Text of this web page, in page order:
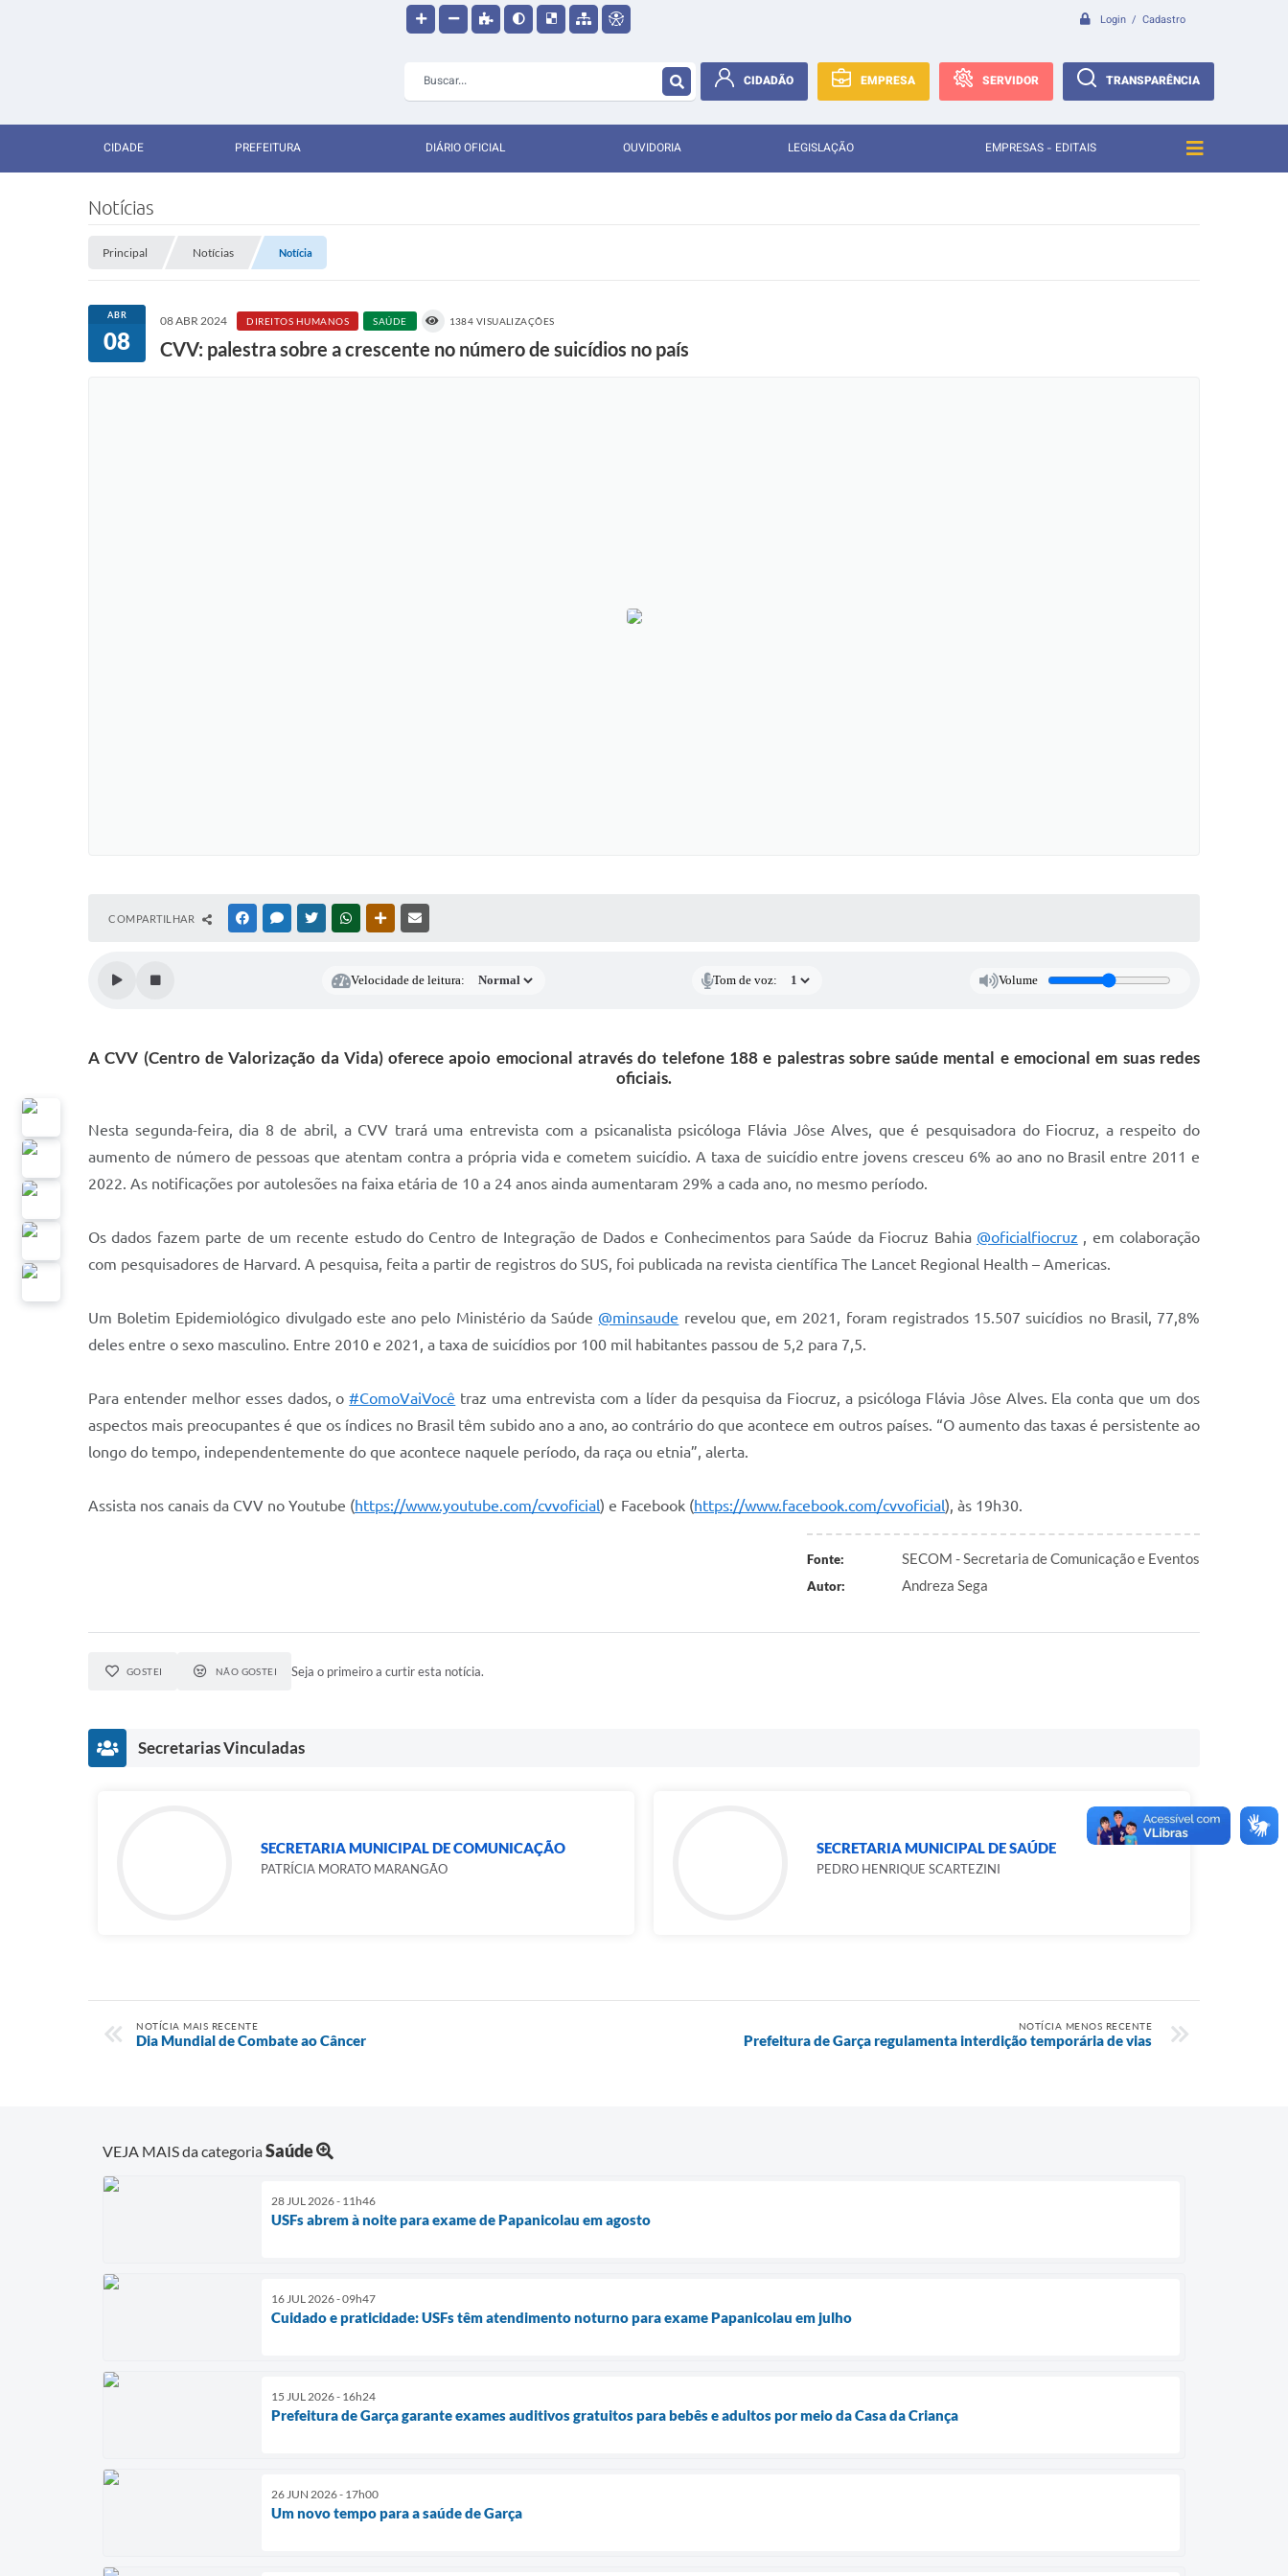
Login / Cadastro
CIDADÃO EMPRESA SERVIDOR TRANSPARÊNCIA
CIDADE PREFEITURA DIÁRIO OFICIAL OUVIDORIA LEGISLAÇÃO EMPRESAS - EDITAIS
Notícias
Principal Notícias Notícia
ABR
08
08 ABR 2024 DIREITOS HUMANOS SAÚDE 1384 VISUALIZAÇÕES
CVV: palestra sobre a crescente no número de suicídios no país
COMPARTILHAR FACEBOOKMESSENGER
TWITTERWHATSAPPOUTRAS MÍDIAS
Velocidade de leitura: Tom de voz: Volume
A CVV (Centro de Valorização da Vida) oferece apoio emocional através do telefone 188 e palestras sobre saúde mental e emocional em suas redes
oficiais.
Nesta segunda-feira, dia 8 de abril, a CVV trará uma entrevista com a psicanalista psicóloga Flávia Jôse Alves, que é pesquisadora do Fiocruz, a respeito do
aumento de número de pessoas que atentam contra a própria vida e cometem suicídio. A taxa de suicídio entre jovens cresceu 6% ao ano no Brasil entre 2011 e
2022. As notificações por autolesões na faixa etária de 10 a 24 anos ainda aumentaram 29% a cada ano, no mesmo período.
Os dados fazem parte de um recente estudo do Centro de Integração de Dados e Conhecimentos para Saúde da Fiocruz Bahia @oficialfiocruz , em colaboração
com pesquisadores de Harvard. A pesquisa, feita a partir de registros do SUS, foi publicada na revista científica The Lancet Regional Health – Americas.
Um Boletim Epidemiológico divulgado este ano pelo Ministério da Saúde @minsaude revelou que, em 2021, foram registrados 15.507 suicídios no Brasil, 77,8%
deles entre o sexo masculino. Entre 2010 e 2021, a taxa de suicídios por 100 mil habitantes passou de 5,2 para 7,5.
Para entender melhor esses dados, o#ComoVaiVocê traz uma entrevista com a líder da pesquisa da Fiocruz, a psicóloga Flávia Jôse Alves. Ela conta que um dos
aspectos mais preocupantes é que os índices no Brasil têm subido ano a ano, ao contrário do que acontece em outros países. “O aumento das taxas é persistente ao
longo do tempo, independentemente do que acontece naquele período, da raça ou etnia”, alerta.
Assista nos canais da CVV no Youtube (https://www.youtube.com/cvvoficial) e Facebook (https://www.facebook.com/cvvoficial), às 19h30.
Fonte: SECOM - Secretaria de Comunicação e Eventos
Autor: Andreza Sega
GOSTEI NÃO GOSTEI Seja o primeiro a curtir esta notícia.
Secretarias Vinculadas
SECRETARIA MUNICIPAL DE COMUNICAÇÃO
PATRÍCIA MORATO MARANGÃO
SECRETARIA MUNICIPAL DE SAÚDE
PEDRO HENRIQUE SCARTEZINI
NOTÍCIA MAIS RECENTE
Dia Mundial de Combate ao Câncer
NOTÍCIA MENOS RECENTE
Prefeitura de Garça regulamenta interdição temporária de vias
VEJA MAIS da categoriaSaúde
28 JUL 2026 - 11h46
USFs abrem à noite para exame de Papanicolau em agosto
16 JUL 2026 - 09h47
Cuidado e praticidade: USFs têm atendimento noturno para exame Papanicolau em julho
15 JUL 2026 - 16h24
Prefeitura de Garça garante exames auditivos gratuitos para bebês e adultos por meio da Casa da Criança
26 JUN 2026 - 17h00
Um novo tempo para a saúde de Garça